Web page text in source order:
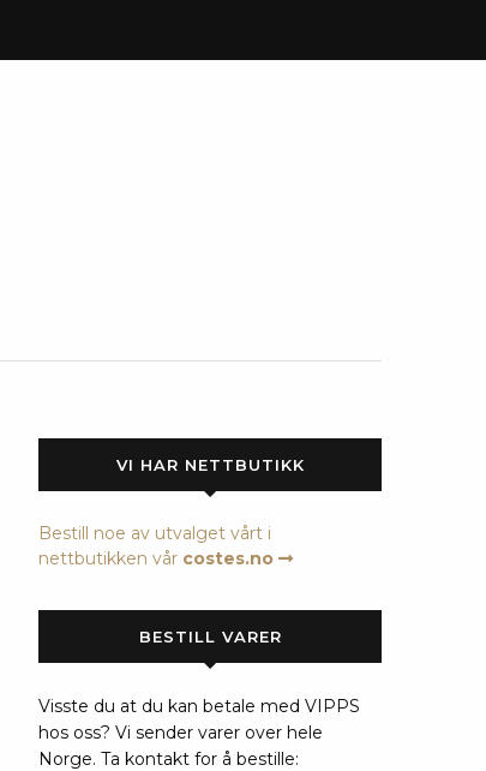
VI HAR NETTBUTIKK
Bestill noe av utvalget vårt i
nettbutikken vår costes.no
BESTILL VARER
Visste du at du kan betale med VIPPS
hos oss? Vi sender varer over hele
Norge. Ta kontakt for å bestille: